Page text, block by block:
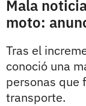
Mala
moto:
Tras el
conoció una
personas que
transporte.